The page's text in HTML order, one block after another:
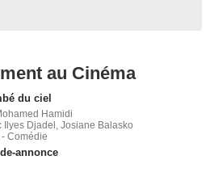
au Cinéma
du ciel
Hamidi
Ilyes Djadel, Josiane Balasko
- Comédie
annonce